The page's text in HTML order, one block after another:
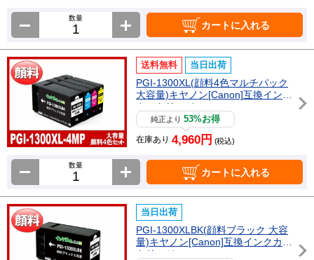
数量
カートに入れる
送料無料 当日出荷
PGI-1300XL(顔料4色マルチパック
大容量)キヤノン[Canon]互換インク
カートリッジ
純正より53%お得
在庫あり 4,960円 (税込)
数量
カートに入れる
当日出荷
PGI-1300XLBK(顔料ブラック 大容
量)キヤノン[Canon]互換インクカー
トリッジ